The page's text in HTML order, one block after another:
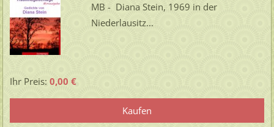
MB - Diana Stein, 1969 in der
Niederlausitz...
Ihr Preis: 0,00 €